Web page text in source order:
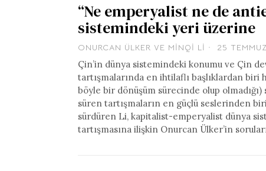
“Ne emperyalist ne de
sistemindeki yeri üzerine
ONURCAN ÜLKER VE MINQI LI 25
Çin’in dünya sistemindeki konumu ve Çin
tartışmalarında en ihtilaflı başlıklardan
böyle bir dönüşüm sürecinde olup
süren tartışmaların en güçlü seslerinden
sürdüren Li, kapitalist-emperyalist dünya
tartışmasına ilişkin Onurcan Ülker’in